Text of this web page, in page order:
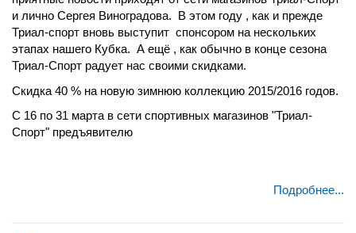
и лично Сергея Виноградова. В этом году , как и прежде
Триал-спорт вновь выступит спонсором на нескольких
этапах нашего Кубка. А ещё , как обычно в конце сезона
Триал-Спорт радует нас своими скидками.
Скидка 40 % на новую зимнюю коллекцию 2015/2016 годов.
С 16 по 31 марта в сети спортивных магазинов "Триал-
Спорт" предъявителю
Подробнее...